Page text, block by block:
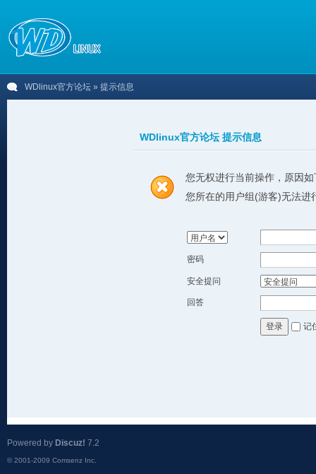
WDlinux官方论坛 » 提示信息
WDlinux官方论坛 提示信息
您无权进行当前操作，原因如
您所在的用户组(游客)无法进
密码
安全提问
回答
登录 记
Powered by Discuz! 7.2
© 2001-2009 Comsenz Inc.